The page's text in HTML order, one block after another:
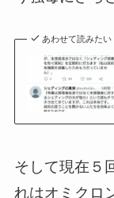
あわせて読みたい
そして現在５
れはオミクロ